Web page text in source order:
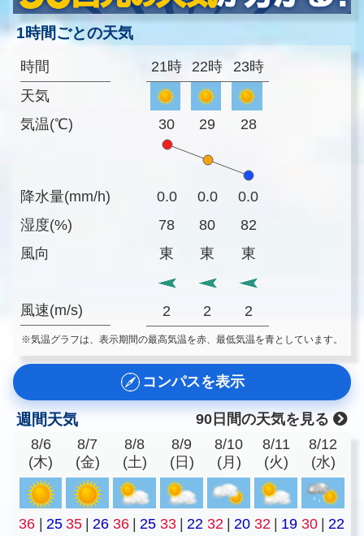
1時間ごとの天気
時間
天気
気温(℃)
降水量(mm/h)
湿度(%)
風向
風速(m/s)
21時 22時 23時
30 29 28
0.0 0.0
0.0
78
80
82
東
東 東
2 2 2
※気温グラフは、表示期間の最高気温を赤、最低気温を青としています。
コンパスを表示
週間天気
90日間の天気を見る
8/6
(木)
8/7
(金)
8/8
(土)
8/9
(日)
8/10
(月)
8/11
(火)
8/12
(水)
36 25 35 26 36 25 33 22 32 20 32 19 30
22